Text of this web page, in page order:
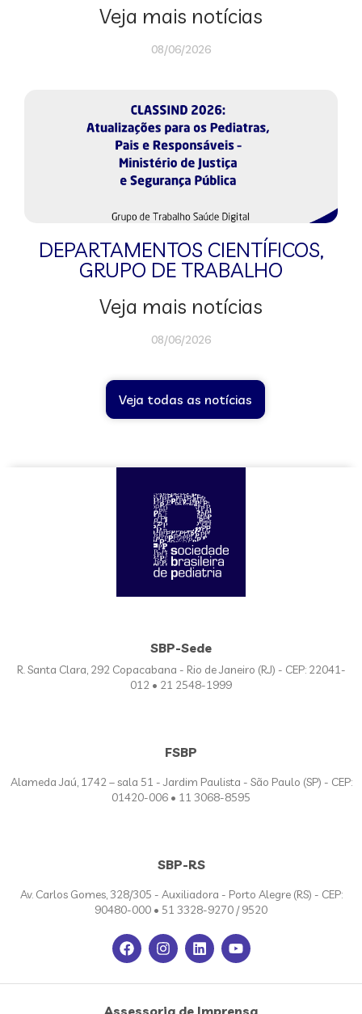
Veja mais notícias
08/06/2026
DEPARTAMENTOS CIENTÍFICOS,
GRUPO DE TRABALHO
Veja mais notícias
08/06/2026
Veja todas as notícias
SBP-Sede
R. Santa Clara, 292 Copacabana - Rio de Janeiro (RJ) - CEP: 22041-
012 • 21 2548-1999
FSBP
Alameda Jaú, 1742 – sala 51 - Jardim Paulista - São Paulo (SP) - CEP:
01420-006 • 11 3068-8595
SBP-RS
Av. Carlos Gomes, 328/305 - Auxiliadora - Porto Alegre (RS) - CEP:
90480-000 • 51 3328-9270 / 9520
Assessoria de Imprensa